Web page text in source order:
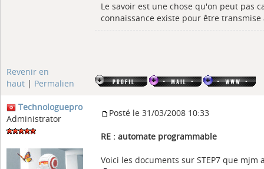
Le savoir est une chose qu'on peut pas
connaissance existe pour être transmise
Revenir en
haut | Permalien
Technologuepro
Administrator
Posté le 31/03/2008 10:33
RE : automate programmable
Voici les documents sur STEP7 que mjm